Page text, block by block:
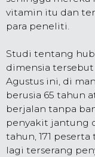
vitamin itu dan
para peneliti.
Studi tentang
dimensia
Agustus ini, di
berusia 65 tahun
berjalan tanpa
penyakit jantung
tahun, 171
lagi terserang